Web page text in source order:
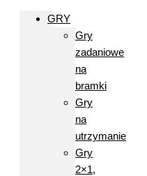
GRY
Gry
zadaniowe
na
bramki
Gry
na
utrzymanie
Gry
2×1,